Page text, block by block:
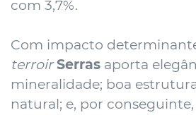
com 3,7%.
Com impacto
terroir Serras aporta
mineralidade; boa
natural; e, por